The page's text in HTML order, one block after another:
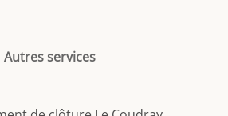
Autres services